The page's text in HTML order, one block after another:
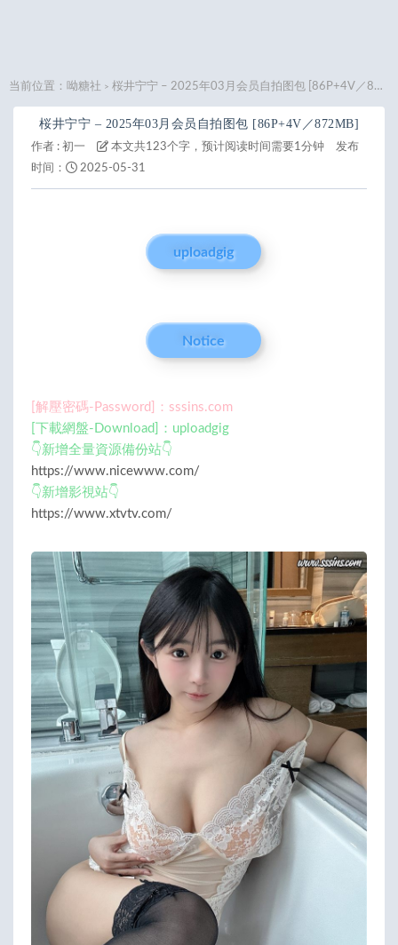
当前位置： 呦糖社 > 桜井宁宁 – 2025年03月会员自拍图包 [86P+4V／872MB]
桜井宁宁 – 2025年03月会员自拍图包 [86P+4V／872MB]
作者 : 初一 本文共123个字，预计阅读时间需要1分钟
发布
时间：
2025-05-31
uploadgig
Notice
[解壓密碼-Password]：sssins.com
[下載網盤-Download]：uploadgig
👇新增全量資源備份站👇
https://www.nicewww.com/
👇新增影視站👇
https://www.xtvtv.com/